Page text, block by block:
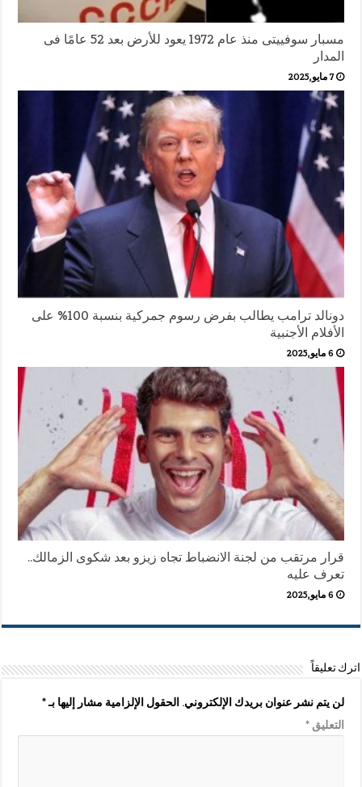
مسبار سوفييتى منذ عام 1972 يعود للأرض بعد 52 عامًا فى
المدار
7 مايو,2025
دونالد ترامب يطالب بفرض رسوم جمركية بنسبة 100% على
الأفلام الأجنبية
6 مايو,2025
قرار مرتقب من لجنة الانضباط تجاه زيزو بعد شكوى الزمالك..
تعرف عليه
6 مايو,2025
اترك تعليقاً
لن يتم نشر عنوان بريدك الإلكتروني. الحقول الإلزامية مشار إليها بـ*
التعليق*